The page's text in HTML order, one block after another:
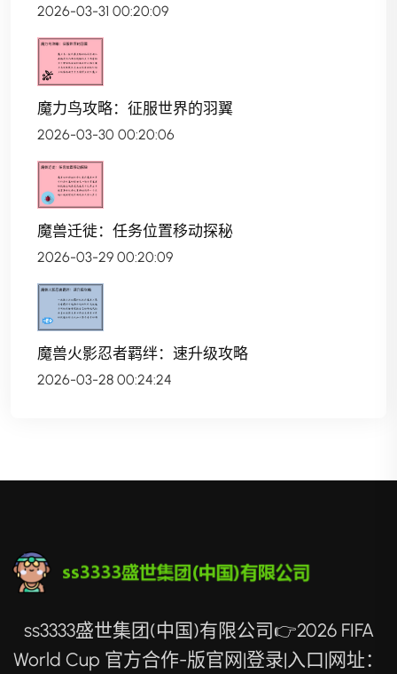
2026-03-31 00:20:09
魔力鸟攻略：征服世界的羽翼
2026-03-30 00:20:06
魔兽迁徙：任务位置移动探秘
2026-03-29 00:20:09
魔兽火影忍者羁绊：速升级攻略
2026-03-28 00:24:24
ss3333盛世集团(中国)有限公司👉2026 FIFA
World Cup 官方合作-版官网|登录|入口|网址：